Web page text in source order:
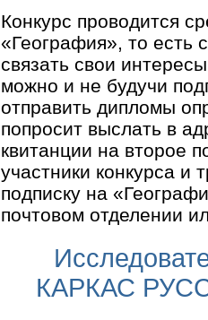
Конкурс проводится
«География», то есть
связать свои
можно и не будучи
отправить дипломы
попросит выслать в
квитанции на второе
участники конкурса
подписку на
почтовом отделении
КАРКАС